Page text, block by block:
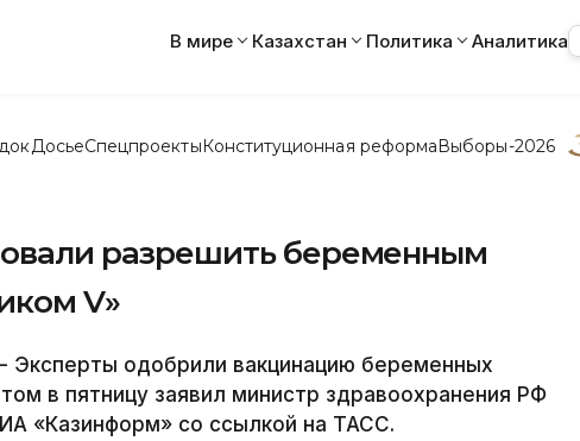
В мире Казахстан Политика Аналитика
ДосьеСпецпроектыКонституционная реформаВыборы-2026
разрешить беременным
V»
одобрили вакцинацию беременных
в пятницу заявил министр здравоохранения РФ
«Казинформ» со ссылкой на ТАСС.